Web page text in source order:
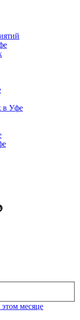
в Уфе
этом месяце